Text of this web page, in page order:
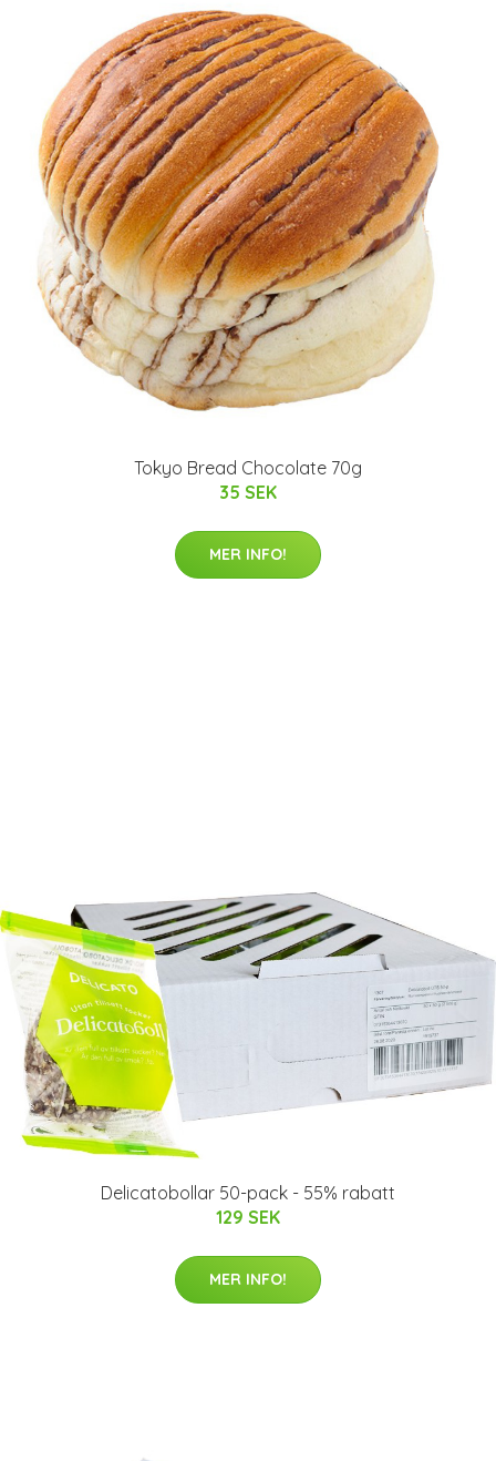
Tokyo Bread Chocolate 70g
35 SEK
MER INFO!
Delicatobollar 50-pack - 55% rabatt
129 SEK
MER INFO!